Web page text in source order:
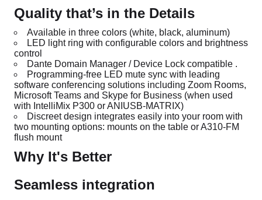
Quality that’s in the Details
Available in three colors (white, black, aluminum)
LED light ring with configurable colors and brightness
control
Dante Domain Manager / Device Lock compatible .
Programming-free LED mute sync with leading
software conferencing solutions including Zoom Rooms,
Microsoft Teams and Skype for Business (when used
with IntelliMix P300 or ANIUSB-MATRIX)
Discreet design integrates easily into your room with
two mounting options: mounts on the table or A310-FM
flush mount
Why It's Better
Seamless integration